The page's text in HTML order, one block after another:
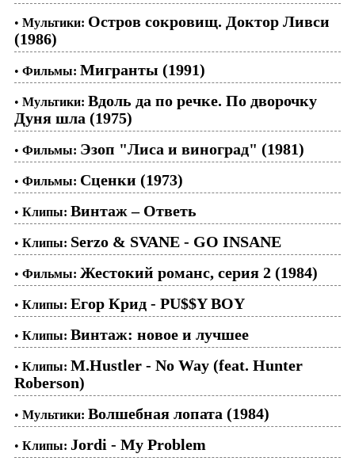
• Мультики: Остров сокровищ. Доктор Ливси
(1986)
• Фильмы: Мигранты (1991)
• Мультики: Вдоль да по речке. По дворочку
Дуня шла (1975)
• Фильмы: Эзоп "Лиса и виноград" (1981)
• Фильмы: Сценки (1973)
• Клипы: Винтаж – Ответь
• Клипы: Serzo & SVANE - GO INSANE
• Фильмы: Жестокий романс, серия 2 (1984)
• Клипы: Егор Крид - PU$$Y BOY
• Клипы: Винтаж: новое и лучшее
• Клипы: M.Hustler - No Way (feat. Hunter
Roberson)
• Мультики: Волшебная лопата (1984)
• Клипы: Jordi - My Problem